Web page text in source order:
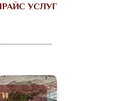
УСЛУГ